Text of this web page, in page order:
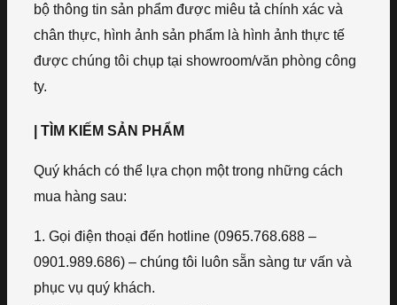
bộ thông tin sản phẩm được miêu tả chính xác và
chân thực, hình ảnh sản phẩm là hình ảnh thực tế
được chúng tôi chụp tại showroom/văn phòng công
ty.
| TÌM KIẾM SẢN PHẨM
Quý khách có thể lựa chọn một trong những cách
mua hàng sau:
1. Gọi điện thoại đến hotline (0965.768.688 –
0901.989.686) – chúng tôi luôn sẵn sàng tư vấn và
phục vụ quý khách.